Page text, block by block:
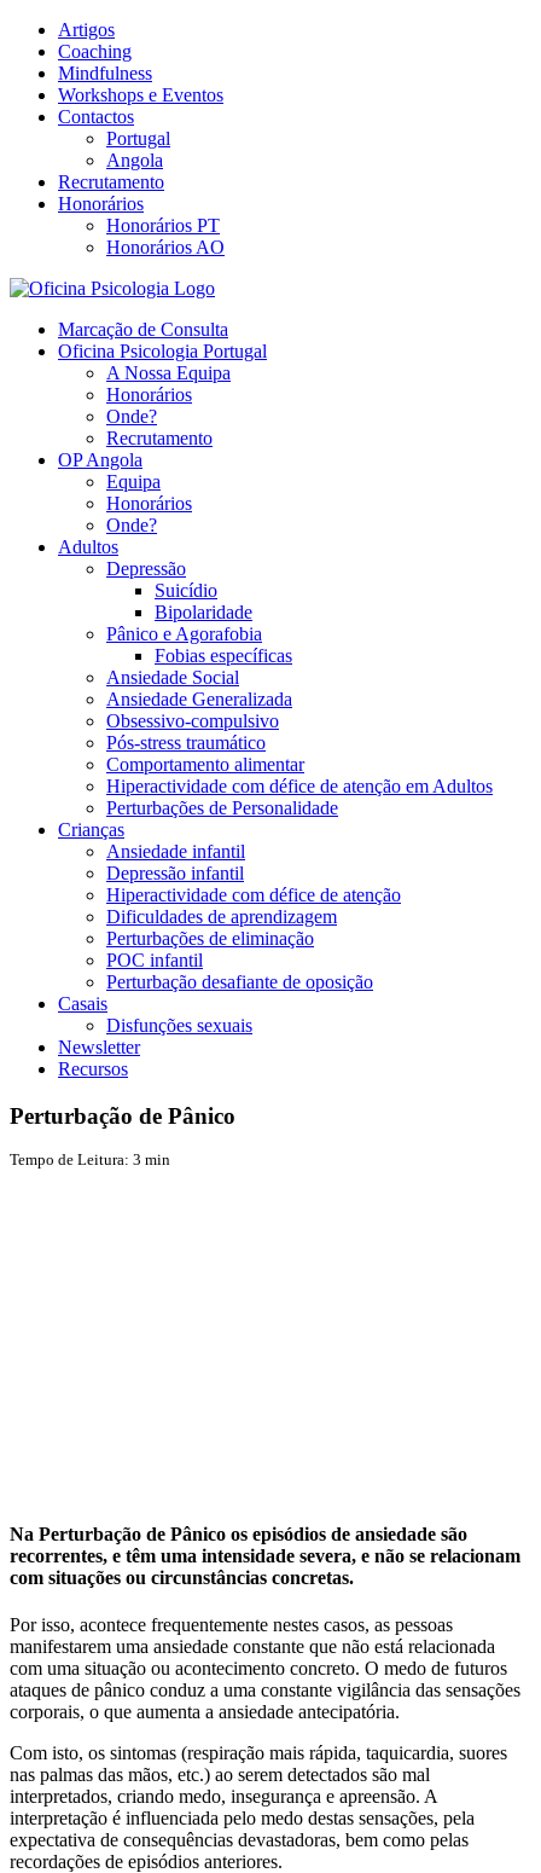
Skip
content
Artigos
Coaching
Mindfulness
Workshops e Eventos
Contactos
Portugal
Angola
Recrutamento
Honorários
Honorários PT
Honorários AO
Marcação de Consulta
Oficina Psicologia Portugal
A Nossa Equipa
Honorários
Onde?
Recrutamento
OP Angola
Equipa
Honorários
Onde?
Adultos
Depressão
Suicídio
Bipolaridade
Pânico e Agorafobia
Fobias específicas
Ansiedade Social
Ansiedade Generalizada
Obsessivo-compulsivo
Pós-stress traumático
Comportamento alimentar
Hiperactividade com défice de atenção em Adultos
Perturbações de Personalidade
Crianças
Ansiedade infantil
Depressão infantil
Hiperactividade com défice de atenção
Dificuldades de aprendizagem
Perturbações de eliminação
POC infantil
Perturbação desafiante de oposição
Casais
Disfunções sexuais
Newsletter
Recursos
Perturbação de Pânico
Tempo de Leitura: 3 min
Na Perturbação de Pânico os episódios de ansiedade são
recorrentes, e têm uma intensidade severa, e não se relacionam
com situações ou circunstâncias concretas.
Por isso, acontece frequentemente nestes casos, as pessoas
manifestarem uma ansiedade constante que não está relacionada
com uma situação ou acontecimento concreto. O medo de futuros
ataques de pânico conduz a uma constante vigilância das sensações
corporais, o que aumenta a ansiedade antecipatória.
Com isto, os sintomas (respiração mais rápida, taquicardia, suores
nas palmas das mãos, etc.) ao serem detectados são mal
interpretados, criando medo, insegurança e apreensão. A
interpretação é influenciada pelo medo destas sensações, pela
expectativa de consequências devastadoras, bem como pelas
recordações de episódios anteriores.